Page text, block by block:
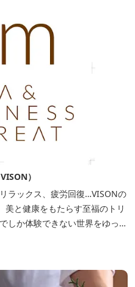
）
ラックス、疲労回復…VISONの
美と健康をもたらす至福のトリ
。